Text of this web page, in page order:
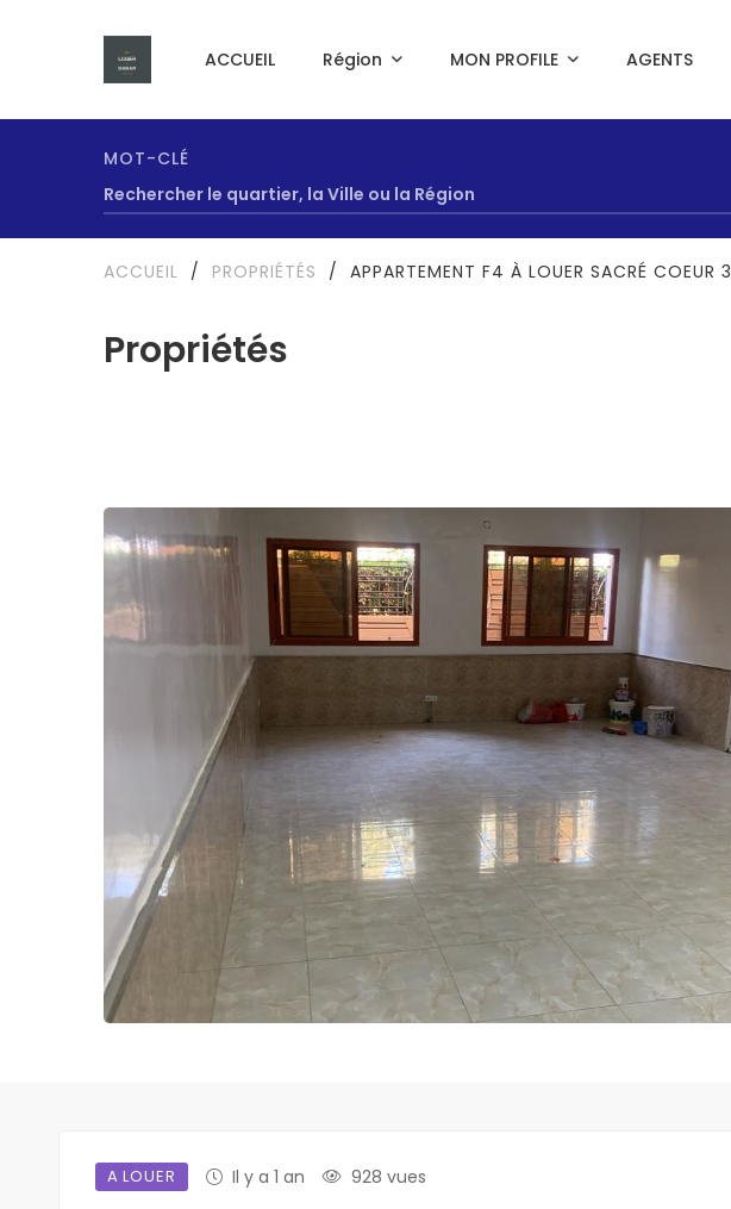
ACCUEIL Région MON PROFILE AGENTS
MOT-CLÉ
Propriétés
ACCUEIL / PROPRIÉTÉS / APPARTEMENT F4 À LOUER SACRÉ COEUR 3
A LOUER Il y a 1 an 928 vues